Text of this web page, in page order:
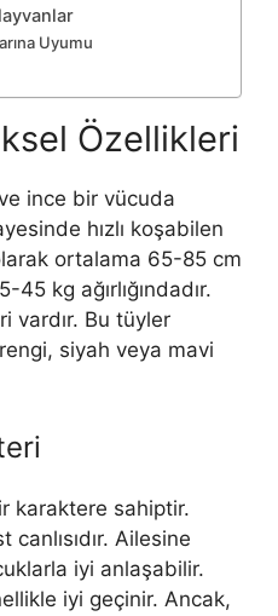
Uyumu
Özellikleri
ince bir vücuda
hızlı koşabilen
ortalama 65-85 cm
kg ağırlığındadır.
vardır. Bu tüyler
siyah veya mavi
karaktere sahiptir.
Ailesine
iyi anlaşabilir.
iyi geçinir. Ancak,